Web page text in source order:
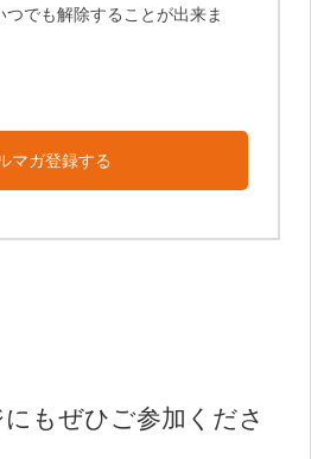
つでも解除することが出来ま
マガ登録する
もぜひご参加くださ